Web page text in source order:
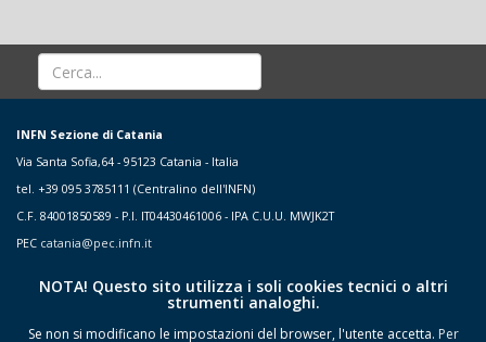
INFN Sezione di Catania
Via Santa Sofia,64 - 95123 Catania - Italia
tel. +39 095 3785111 (Centralino dell'INFN)
C.F. 84001850589 - P.I. IT04430461006 - IPA C.U.U. MWJK2T
PEC catania@pec.infn.it
NOTA! Questo sito utilizza i soli cookies tecnici o altri
strumenti analoghi.
Se non si modificano le impostazioni del browser, l'utente accetta. Per